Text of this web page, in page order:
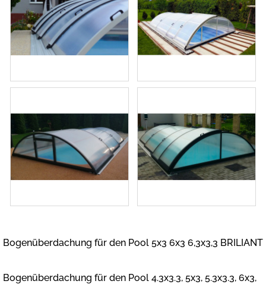
Bogenüberdachung für den Pool 5x3 6x3 6,3x3,3 BRILIANT
Bogenüberdachung für den Pool 4.3x3.3, 5x3, 5.3x3.3, 6x3,